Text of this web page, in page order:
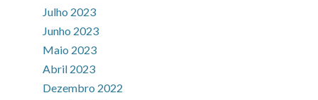
Julho 2023
Junho 2023
Maio 2023
Abril 2023
Dezembro 2022